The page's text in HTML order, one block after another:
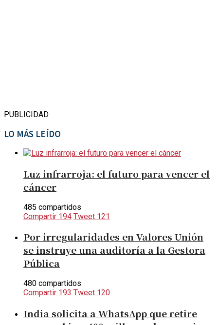
PUBLICIDAD
LO MÁS LEÍDO
Luz infrarroja: el futuro para vencer el
cáncer
485 compartidos
Compartir 194 Tweet 121
Por irregularidades en Valores Unión
se instruye una auditoría a la Gestora
Pública
480 compartidos
Compartir 193 Tweet 120
India solicita a WhatsApp que retire